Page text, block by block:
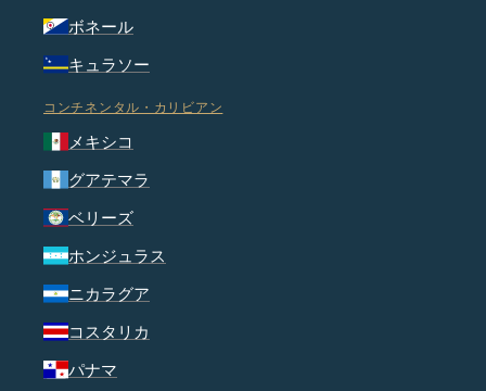
ボネール
キュラソー
コンチネンタル・カリビアン
メキシコ
グアテマラ
ベリーズ
ホンジュラス
ニカラグア
コスタリカ
パナマ